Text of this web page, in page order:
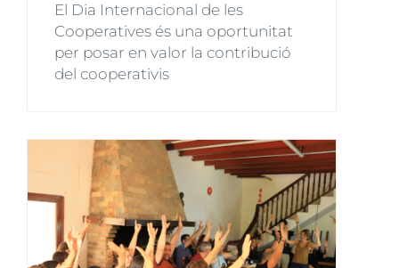
El Dia Internacional de les
Cooperatives és una oportunitat
per posar en valor la contribució
del cooperativis